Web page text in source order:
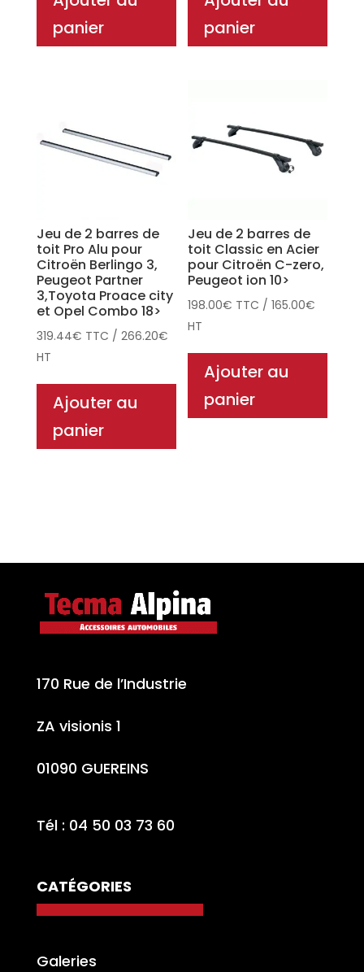
panier
panier
Jeu de 2 barres de
toit Pro Alu pour
Citroën Berlingo 3,
Peugeot Partner
3,Toyota Proace city
et Opel Combo 18>
319.44€ TTC / 266.20€
HT
Ajouter au
panier
Jeu de 2 barres de
toit Classic en Acier
pour Citroën C-zero,
Peugeot ion 10>
198.00€ TTC /165.00€
HT
Ajouter au
panier
170 Rue de l’Industrie
ZA visionis 1
01090 GUEREINS
Tél : 04 50 03 73 60
CATÉGORIES
Galeries